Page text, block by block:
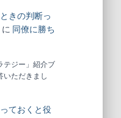
きの判断っ
に 同僚に勝ち
テジー」紹介ブ
いただきまし
ておくと役